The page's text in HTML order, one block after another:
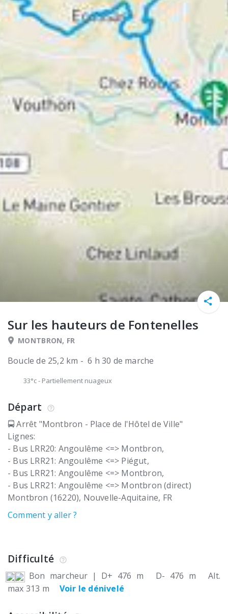
Sur les hauteurs de Fontenelles
MONTBRON, FR
Boucle de 25,2 km - 6 h 30 de marche
33°c- Partiellement nuageux
Départ
🚍 Arrêt "Montbron - Place de l'Hôtel de Ville"
Lignes:
- Bus LRR20: Angoulême <=> Montbron,
- Bus LRR21: Angoulême <=> Piégut,
- Bus LRR21: Angoulême <=> Montbron,
- Bus LRR21: Angoulême <=> Montbron (direct)
Montbron (16220) Nouvelle-Aquitaine FR
Comment y aller ?
Difficulté
Bon marcheur | D+ 476 m D- 476 m
Alt.
max 313 m
Voir le dénivelé